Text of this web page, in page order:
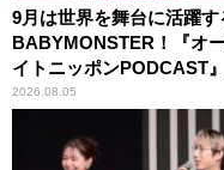
9月は世界を舞台に活躍す
BABYMONSTER！『オ
イトニッポンPODCAST
わりパーソナリティ
2026.08.05